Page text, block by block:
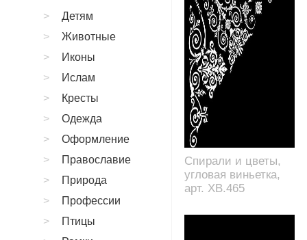
Спирали и цветы,
угловая виньетка,
арт. XB.465
Детям
Животные
Иконы
Ислам
Кресты
Одежда
Оформление
Православие
Природа
Профессии
Птицы